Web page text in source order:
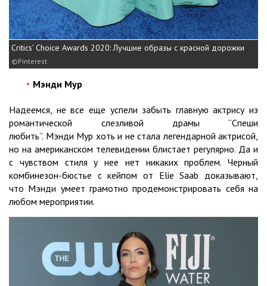
Critics’ Choice Awards 2020: Лучшие образы с красной дорожки
Pinterest
Мэнди Мур
Надеемся, не все еще успели забыть главную актрису из
романтической слезливой драмы “Спеши
любить”. Мэнди Мур хоть и не стала легендарной актрисой,
но на американском телевидении блистает регулярно. Да и
с чувством стиля у нее нет никаких проблем. Черный
комбинезон-бюстье с кейпом от Elie Saab доказывают,
что Мэнди умеет грамотно продемонстрировать себя на
любом мероприятии.